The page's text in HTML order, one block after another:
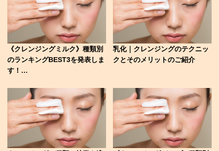
《クレンジングミルク》種類別
のランキングBEST3を発表しま
す！…
乳化｜クレンジングのテクニッ
クとそのメリットのご紹介